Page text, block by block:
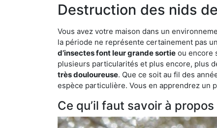
Destruction des nids
Vous avez votre maison dans un
la période ne représente certainement pas
d’insectes font leur grande sortie ou encore
plusieurs particularités et plus encore, plus
très douloureuse. Que ce soit au fil des
espèce particulière. Vous en apprendrez un
Ce qu’il faut savoir à